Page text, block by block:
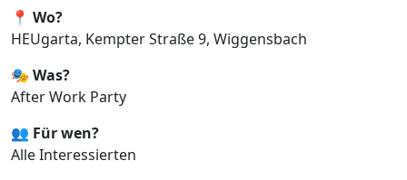
📍 Wo?
HEUgarta, Kempter Straße 9, Wiggensbach
🎭 Was?
After Work Party
👥 Für wen?
Alle Interessierten